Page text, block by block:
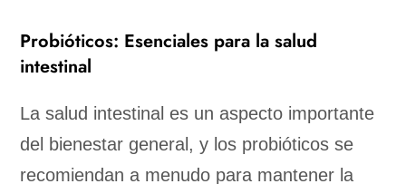
Probióticos: Esenciales para la salud
intestinal
La salud intestinal es un aspecto importante
del bienestar general, y los probióticos se
recomiendan a menudo para mantener la